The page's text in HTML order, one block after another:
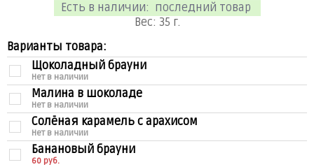
Есть в наличии: последний товар
Вес: 35 г.
Варианты товара:
Щоколадный брауни
Нет в наличии
Малина в шоколаде
Нет в наличии
Солёная карамель с арахисом
Нет в наличии
Банановый брауни
60 руб.